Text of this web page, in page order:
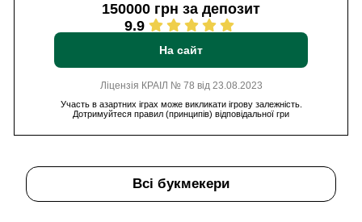
150000 грн за депозит
9.9
На сайт
Ліцензія КРАІЛ № 78 від 23.08.2023
Участь в азартних іграх може викликати ігрову залежність.
Дотримуйтеся правил (принципів) відповідальної гри
Всі букмекери